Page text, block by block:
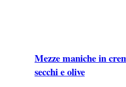
Mezze maniche in
secchi e olive